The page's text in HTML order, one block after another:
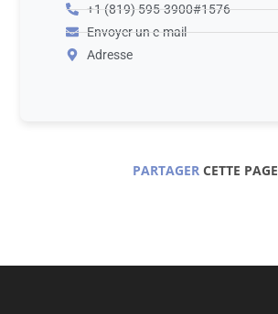
+1 (819) 595-3900#1576
Envoyer un e-mail
Adresse
PARTAGER CETTE PAGE